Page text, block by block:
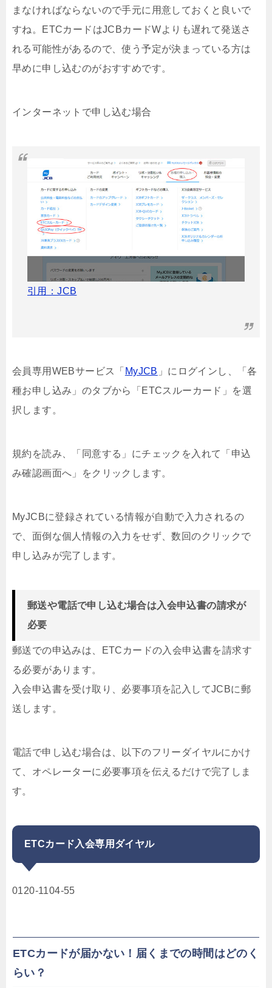
まなければならないので手元に用意しておくと良いで
すね。ETCカードはJCBカードWよりも遅れて発送さ
れる可能性があるので、使う予定が決まっている方は
早めに申し込むのがおすすめです。
インターネットで申し込む場合
引用：JCB
会員専用WEBサービス「 MyJCB 」にログインし、「各
種お申し込み」のタブから「ETCスルーカード」を選
択します。
規約を読み、「同意する」にチェックを入れて「申込
み確認画面へ」をクリックします。
MyJCBに登録されている情報が自動で入力されるの
で、面倒な個人情報の入力をせず、数回のクリックで
申し込みが完了します。
郵送や電話で申し込む場合は入会申込書の請求が
必要
郵送での申込みは、ETCカードの入会申込書を請求す
る必要があります。
入会申込書を受け取り、必要事項を記入してJCBに郵
送します。
電話で申し込む場合は、以下のフリーダイヤルにかけ
て、オペレーターに必要事項を伝えるだけで完了しま
す。
ETCカード入会専用ダイヤル
0120-1104-55
ETCカードが届かない！届くまでの時間はどのく
らい？